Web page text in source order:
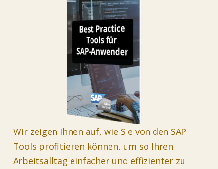
Wir zeigen Ihnen auf, wie Sie von den SAP
Tools profitieren können, um so Ihren
Arbeitsalltag einfacher und effizienter zu